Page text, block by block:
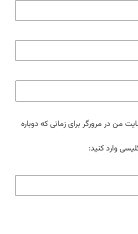
من در مرورگر برای زمانی که دوباره
وارد کنید: